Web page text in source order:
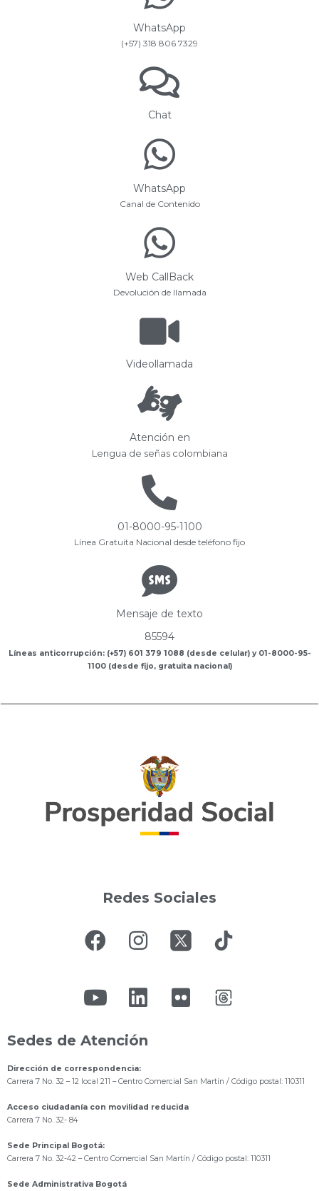
WhatsApp
(+57) 318 806 7329
Chat
WhatsApp
Canal de Contenido
Web CallBack
Devolución de llamada
Videollamada
Atención en
Lengua de señas colombiana
01-8000-95-1100
Línea Gratuita Nacional desde teléfono fijo
Mensaje de texto
85594
Líneas anticorrupción: (+57) 601 379 1088 (desde celular) y 01-8000-95-
1100 (desde fijo, gratuita nacional)
Redes Sociales
Sedes de Atención
Dirección de correspondencia:
Carrera 7 No. 32 – 12 local 211 – Centro Comercial San Martín / Código postal: 110311
Acceso ciudadanía con movilidad reducida
Carrera 7 No. 32- 84
Sede Principal Bogotá:
Carrera 7 No. 32-42 – Centro Comercial San Martín / Código postal: 110311
Sede Administrativa Bogotá